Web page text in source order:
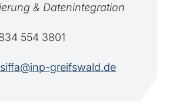
& Datenintegration
554 3801
greifswald.de